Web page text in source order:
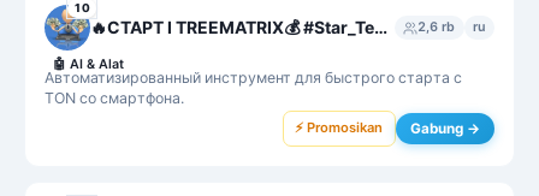
10
🔥СТАРТ I TREEMATRIX💰 #Star_Team❤️💎 2,6 rb ru
Автоматизированный инструмент для быстрого старта с
TON со смартфона.
🤖 AI & Alat
⚡ Promosikan Gabung →